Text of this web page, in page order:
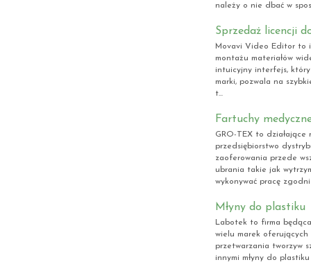
należy o nie dbać w
Sprzedaż licencji
Movavi Video Editor to
montażu materiałów
intuicyjny interfejs,
marki, pozwala na
t...
Fartuchy
GRO-TEX to działające
przedsiębiorstwo
zaoferowania przede
ubrania takie jak
wykonywać pracę
Młyny do plastiku
Labotek to firma
wielu marek
przetwarzania tworzyw
innymi młyny do